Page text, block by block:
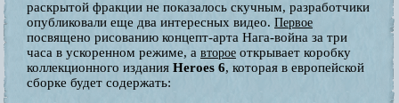
раскрытой фракции не показалось скучным, разработчики
опубликовали еще два интересных видео. Первое
посвящено рисованию концепт-арта Нага-война за три
часа в ускоренном режиме, а второе открывает коробку
коллекционного издания Heroes 6, которая в европейской
сборке будет содержать: